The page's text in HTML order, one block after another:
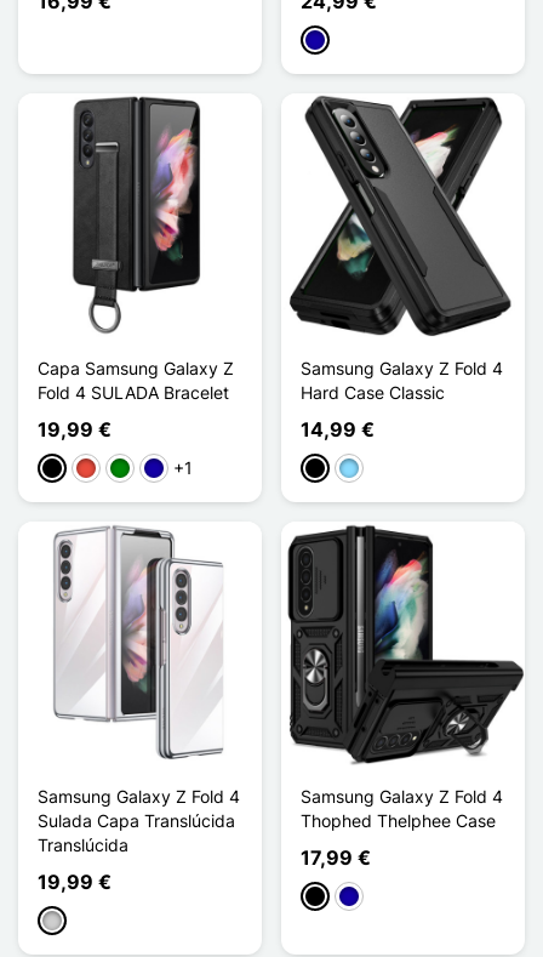
Azul Escuro
Capa Samsung Galaxy Z
Fold 4 SULADA Bracelet
19,99 €
PretoVermelho
VerdeAzul Escuro
+1
Samsung Galaxy Z Fold 4
Hard Case Classic
14,99 €
PretoAzul Claro
Samsung Galaxy Z Fold 4
Sulada Capa Translúcida
Translúcida
19,99 €
Prata
Samsung Galaxy Z Fold 4
Thophed Thelphee Case
17,99 €
PretoAzul Escuro